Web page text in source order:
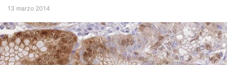
13 marzo 2014